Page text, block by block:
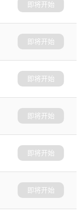
即将开始
即将开始
即将开始
即将开始
即将开始
即将开始